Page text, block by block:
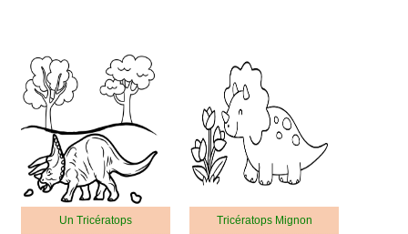
Un Tricératops Tricératops Mignon